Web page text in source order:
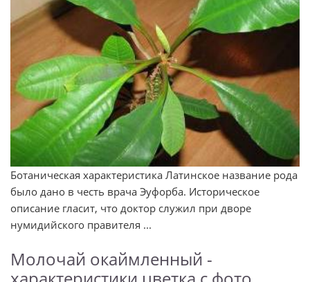
Ботаническая характеристика Латинское название рода
было дано в честь врача Эуфорба. Историческое
описание гласит, что доктор служил при дворе
нумидийского правителя ...
Молочай окаймленный -